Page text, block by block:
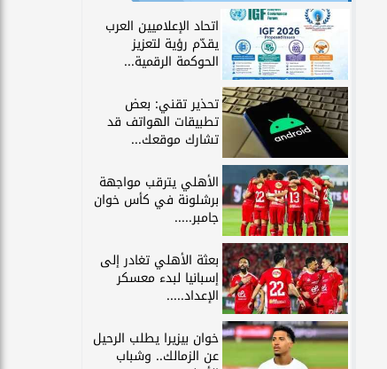
اتحاد الإعلاميين العرب
يقدّم رؤية لتعزيز
الحوكمة الرقمية...
تحذير تقني: بعض
تطبيقات الهواتف قد
تشارك موقعك...
الأهلي يترقب مواجهة
برشلونة في كأس خوان
جامبر.....
بعثة الأهلي تغادر إلى
إسبانيا لبدء معسكر
الإعداد.....
خوان بيزيرا يطلب الرحيل
عن الزمالك.. وشباب